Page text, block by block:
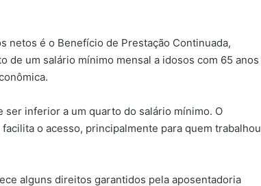
netos é o Benefício de Prestação Continuada,
de um salário mínimo mensal a idosos com 65 anos
ser inferior a um quarto do salário mínimo. O
o acesso, principalmente para quem trabalhou
alguns direitos garantidos pela aposentadoria